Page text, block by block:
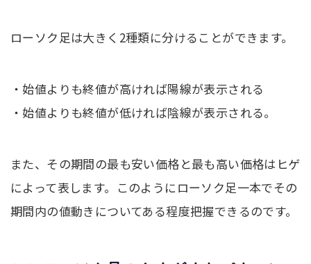
ローソク足は大きく2種類に分けることができます。
・始値よりも終値が高ければ陽線が表示される
・始値よりも終値が低ければ陰線が表示される。
また、その期間の最も安い価格と最も高い価格はヒゲ
によって表します。このようにローソク足一本でその
期間内の値動きについてある程度把握できるのです。